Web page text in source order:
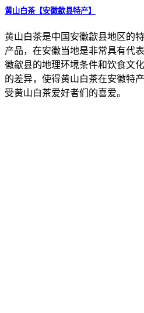
黄山白茶【安徽歙县特产】
黄山白茶是中国安徽歙县地区的
产品，在安徽当地是非常具有代
徽歙县的地理环境条件和饮食文
的差异，使得黄山白茶在安徽特
受黄山白茶爱好者们的喜爱。